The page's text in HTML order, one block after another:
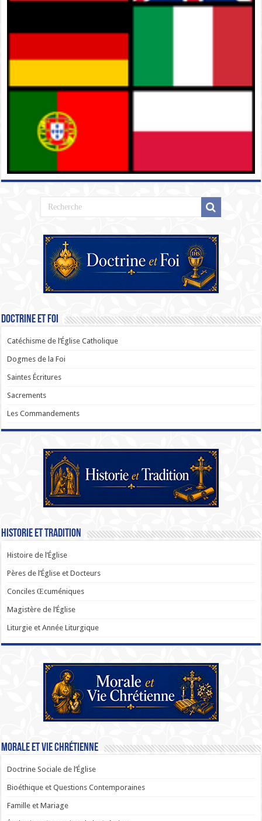
Doctrine et Foi
Catéchisme de l’Église Catholique
Dogmes de la Foi
Saintes Écritures
Sacrements
Les Commandements
Historie et Tradition
Histoire de l’Église
Pères de l’Église et Docteurs
Conciles Œcuméniques
Magistère de l’Église
Liturgie et Année Liturgique
Morale et Vie Chrétienne
Doctrine Sociale de l’Église
Bioéthique et Questions Contemporaines
Famille et Mariage